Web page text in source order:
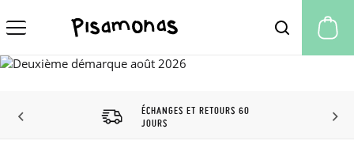
ÉCHANGES ET RETOURS 60
JOURS